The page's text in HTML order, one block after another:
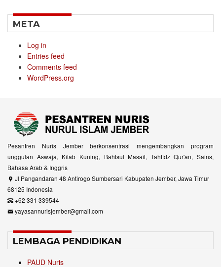
META
Log in
Entries feed
Comments feed
WordPress.org
Pesantren Nuris Jember berkonsentrasi mengembangkan program
unggulan Aswaja, Kitab Kuning, Bahtsul Masail, Tahfidz Qur'an, Sains,
Bahasa Arab & Inggris
Jl Pangandaran 48 Antirogo Sumbersari Kabupaten Jember, Jawa Timur
68125 Indonesia
+62 331 339544
yayasannurisjember@gmail.com
LEMBAGA PENDIDIKAN
PAUD Nuris